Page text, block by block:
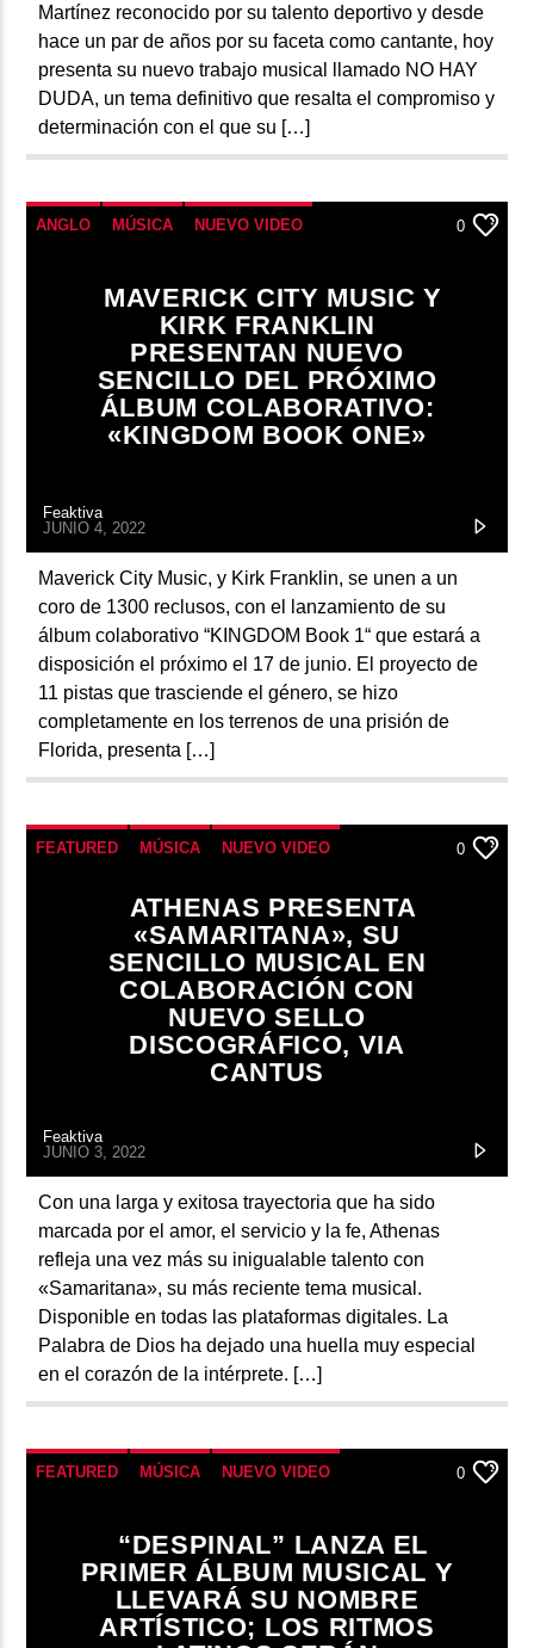
Martínez reconocido por su talento deportivo y desde
hace un par de años por su faceta como cantante, hoy
presenta su nuevo trabajo musical llamado NO HAY
DUDA, un tema definitivo que resalta el compromiso y
determinación con el que su […]
ANGLO MÚSICA NUEVO VIDEO 0
MAVERICK CITY MUSIC Y
KIRK FRANKLIN
PRESENTAN NUEVO
SENCILLO DEL PRÓXIMO
ÁLBUM COLABORATIVO:
«KINGDOM BOOK ONE»
Feaktiva
JUNIO 4, 2022
Maverick City Music, y Kirk Franklin, se unen a un
coro de 1300 reclusos, con el lanzamiento de su
álbum colaborativo “KINGDOM Book 1“ que estará a
disposición el próximo el 17 de junio. El proyecto de
11 pistas que trasciende el género, se hizo
completamente en los terrenos de una prisión de
Florida, presenta […]
FEATURED MÚSICA NUEVO VIDEO 0
ATHENAS PRESENTA
«SAMARITANA», SU
SENCILLO MUSICAL EN
COLABORACIÓN CON
NUEVO SELLO
DISCOGRÁFICO, VIA
CANTUS
Feaktiva
JUNIO 3, 2022
Con una larga y exitosa trayectoria que ha sido
marcada por el amor, el servicio y la fe, Athenas
refleja una vez más su inigualable talento con
«Samaritana», su más reciente tema musical.
Disponible en todas las plataformas digitales. La
Palabra de Dios ha dejado una huella muy especial
en el corazón de la intérprete. […]
FEATURED MÚSICA NUEVO VIDEO 0
“DESPINAL” LANZA EL
PRIMER ÁLBUM MUSICAL Y
LLEVARÁ SU NOMBRE
ARTÍSTICO; LOS RITMOS